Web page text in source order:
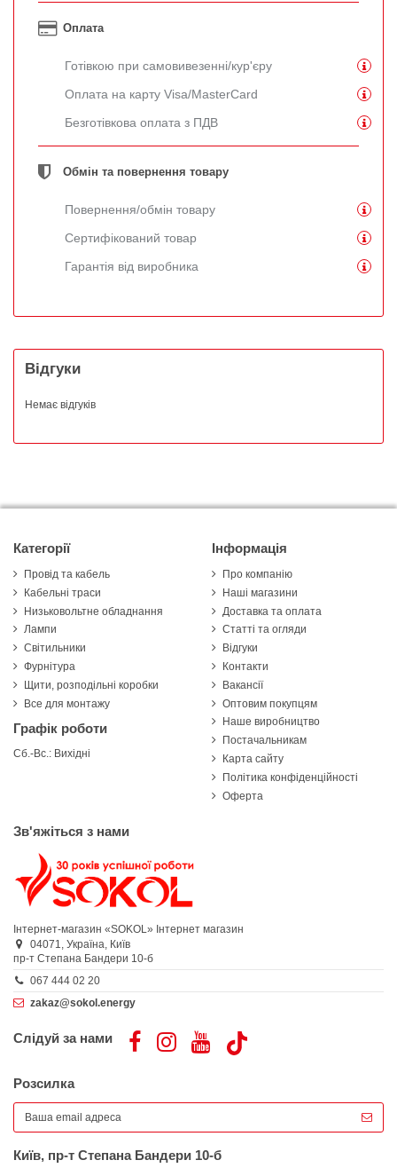
Оплата
Готівкою при самовивезенні/кур'єру
Оплата на карту Visa/MasterCard
Безготівкова оплата з ПДВ
Обмін та повернення товару
Повернення/обмін товару
Сертифікований товар
Гарантія від виробника
Відгуки
Немає відгуків
Категорії
Провід та кабель
Кабельні траси
Низьковольтне обладнання
Лампи
Світильники
Фурнітура
Щити, розподільні коробки
Все для монтажу
Графік роботи
Сб.-Вс.: Вихідні
Інформація
Про компанію
Наші магазини
Доставка та оплата
Статті та огляди
Відгуки
Контакти
Вакансії
Оптовим покупцям
Наше виробництво
Постачальникам
Карта сайту
Політика конфіденційності
Оферта
Зв'яжіться з нами
Інтернет-магазин «SOKOL» Інтернет магазин
04071, Україна, Київ
пр-т Степана Бандери 10-б
067 444 02 20
zakaz@sokol.energy
Слідуй за нами
Розсилка
Київ, пр-т Степана Бандери 10-б